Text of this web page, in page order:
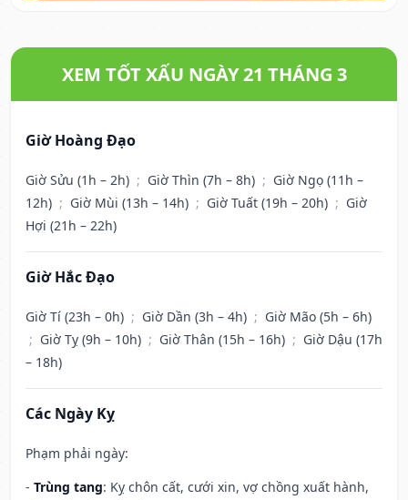
XEM TỐT XẤU NGÀY 21 THÁNG 3
Giờ Hoàng Đạo
Giờ Sửu (1h – 2h) ; Giờ Thìn (7h – 8h) ; Giờ Ngọ (11h –
12h) ; Giờ Mùi (13h – 14h) ; Giờ Tuất (19h – 20h) ; Giờ
Hợi (21h – 22h)
Giờ Hắc Đạo
Giờ Tí (23h – 0h) ; Giờ Dần (3h – 4h) ; Giờ Mão (5h – 6h)
; Giờ Tỵ (9h – 10h) ; Giờ Thân (15h – 16h) ; Giờ Dậu (17h
– 18h)
Các Ngày Kỵ
Phạm phải ngày:
- Trùng tang: Kỵ chôn cất, cưới xin, vợ chồng xuất hành,